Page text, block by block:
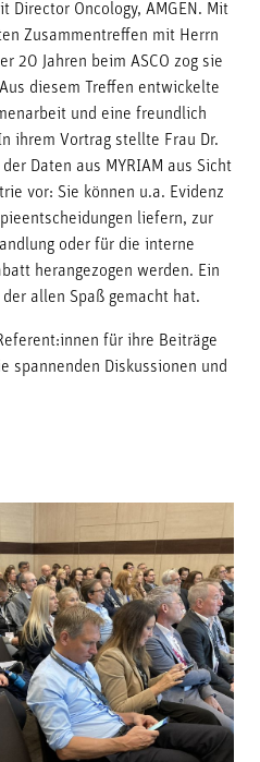
Director Oncology, AMGEN. Mit
Zusammentreffen mit Herrn
20 Jahren beim ASCO zog sie
diesem Treffen entwickelte
und eine freundlich
ihrem Vortrag stellte Frau Dr.
Daten aus MYRIAM aus Sicht
vor: Sie können u.a. Evidenz
liefern, zur
oder für die interne
herangezogen werden. Ein
allen Spaß gemacht hat.
für ihre Beiträge
spannenden Diskussionen und